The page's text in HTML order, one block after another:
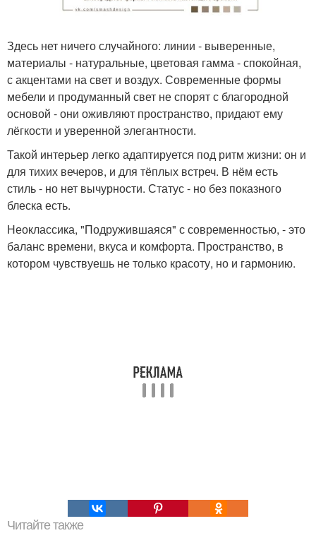
Здесь нет ничего случайного: линии - выверенные,
материалы - натуральные, цветовая гамма - спокойная,
с акцентами на свет и воздух. Современные формы
мебели и продуманный свет не спорят с благородной
основой - они оживляют пространство, придают ему
лёгкости и уверенной элегантности.
Такой интерьер легко адаптируется под ритм жизни: он и
для тихих вечеров, и для тёплых встреч. В нём есть
стиль - но нет вычурности. Статус - но без показного
блеска есть.
Неоклассика, "Подружившаяся" с современностью, - это
баланс времени, вкуса и комфорта. Пространство, в
котором чувствуешь не только красоту, но и гармонию.
Читайте также